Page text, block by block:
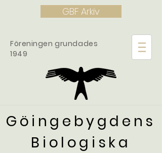
GBF Arkiv
Föreningen grundades
1949
Göingebygdens
Biologiska